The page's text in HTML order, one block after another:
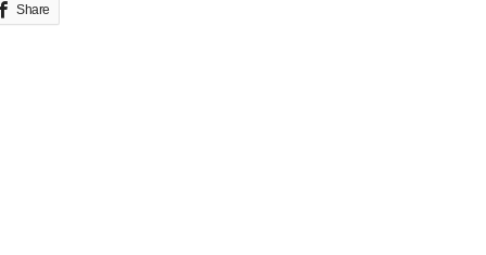
Share